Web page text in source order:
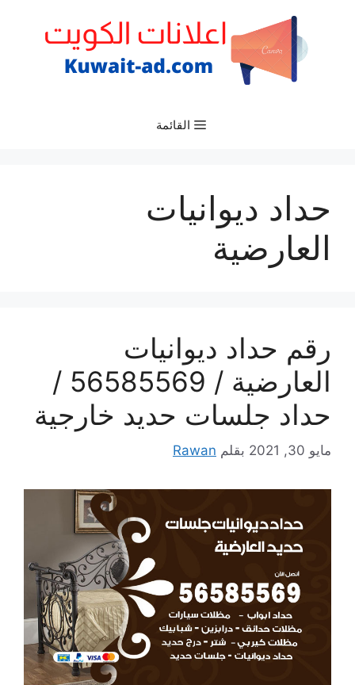
القائمة
حداد ديوانيات
العارضية
رقم حداد ديوانيات
العارضية / 56585569 /
حداد جلسات حديد خارجية
مايو 30, 2021 بقلم Rawan